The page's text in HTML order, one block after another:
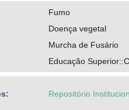
Fumo
Doença vegetal
Murcha de Fusário
Educação
Repositório